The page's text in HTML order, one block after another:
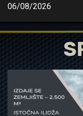
Skip
content
06/08/2026